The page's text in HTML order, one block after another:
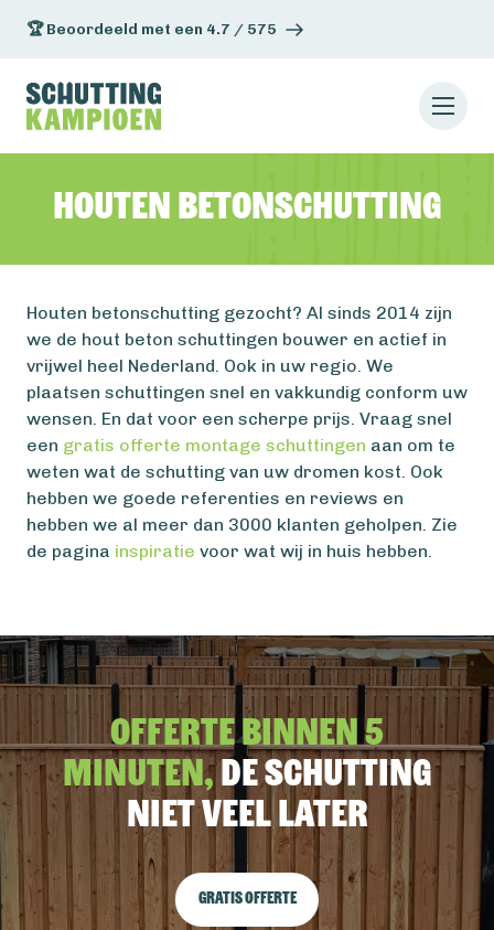
🏆 Beoordeeld met een 4.7 / 575
Houten betonschutting
Houten betonschutting gezocht? Al sinds 2014 zijn
we de hout beton schuttingen bouwer en actief in
vrijwel heel Nederland. Ook in uw regio. We
plaatsen schuttingen snel en vakkundig conform uw
wensen. En dat voor een scherpe prijs. Vraag snel
een gratis offerte montage schuttingen aan om te
weten wat de schutting van uw dromen kost. Ook
hebben we goede referenties en reviews en
hebben we al meer dan 3000 klanten geholpen. Zie
de pagina inspiratie voor wat wij in huis hebben.
Offerte binnen 5
minuten,De schutting
niet veel later
Gratis offerte